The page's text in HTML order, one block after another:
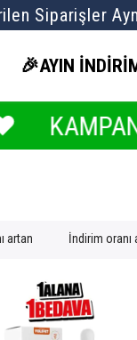
Siparişler
🎉AYIN
artan İndirim oranı